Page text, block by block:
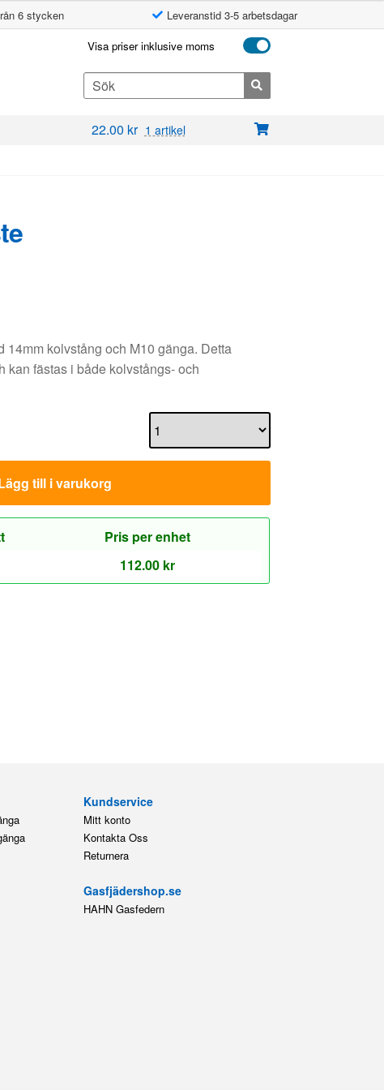
6 stycken Leveranstid 3-5 arbetsdagar
Visa priser inklusive moms
Search
for:
22.00 kr 1 artikel
14mm kolvstång och M10 gänga. Detta
kan fästas i både kolvstångs- och
till i varukorg
Pris per enhet
112.00 kr
Kundservice
Mitt konto
Kontakta Oss
Returnera
Gasfjädershop.se
HAHN Gasfedern